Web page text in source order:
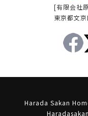
[有限会社
東京都文
Harada Sakan